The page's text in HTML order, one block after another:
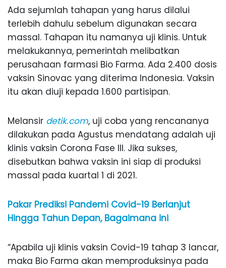
Ada sejumlah tahapan yang harus dilalui
terlebih dahulu sebelum digunakan secara
massal. Tahapan itu namanya uji klinis. Untuk
melakukannya, pemerintah melibatkan
perusahaan farmasi Bio Farma. Ada 2.400 dosis
vaksin Sinovac yang diterima Indonesia. Vaksin
itu akan diuji kepada 1.600 partisipan.
Melansir detik.com, uji coba yang rencananya
dilakukan pada Agustus mendatang adalah uji
klinis vaksin Corona Fase III. Jika sukses,
disebutkan bahwa vaksin ini siap di produksi
massal pada kuartal 1 di 2021.
Pakar Prediksi Pandemi Covid-19 Berlanjut
Hingga Tahun Depan, Bagaimana ini
“Apabila uji klinis vaksin Covid-19 tahap 3 lancar,
maka Bio Farma akan memproduksinya pada